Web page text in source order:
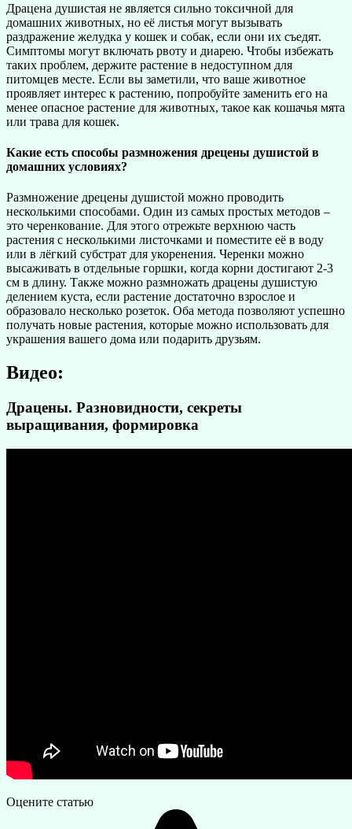
Драцена душистая не является сильно токсичной для
домашних животных, но её листья могут вызывать
раздражение желудка у кошек и собак, если они их съедят.
Симптомы могут включать рвоту и диарею. Чтобы избежать
таких проблем, держите растение в недоступном для
питомцев месте. Если вы заметили, что ваше животное
проявляет интерес к растению, попробуйте заменить его на
менее опасное растение для животных, такое как кошачья мята
или трава для кошек.
Какие есть способы размножения дрецены душистой в
домашних условиях?
Размножение дрецены душистой можно проводить
несколькими способами. Один из самых простых методов –
это черенкование. Для этого отрежьте верхнюю часть
растения с несколькими листочками и поместите её в воду
или в лёгкий субстрат для укоренения. Черенки можно
высаживать в отдельные горшки, когда корни достигают 2-3
см в длину. Также можно размножать драцены душистую
делением куста, если растение достаточно взрослое и
образовало несколько розеток. Оба метода позволяют успешно
получать новые растения, которые можно использовать для
украшения вашего дома или подарить друзьям.
Видео:
Драцены. Разновидности, секреты
выращивания, формировка
Оцените статью